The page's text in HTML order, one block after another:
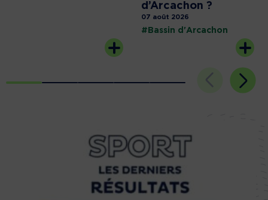
d’Arcachon ?
07 août 2026
#Bassin d'Arcachon